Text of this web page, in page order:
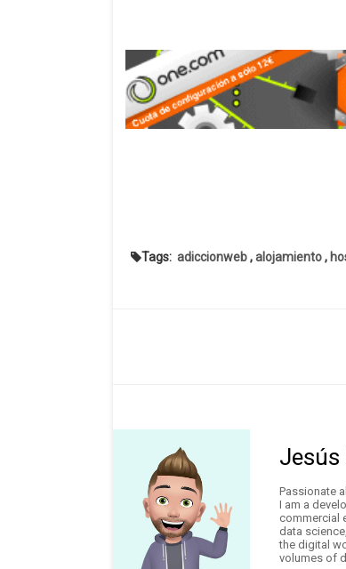
Tags: adiccionweb,alojamiento,
Jesús
Passionate
I am a
commercial
data
the digital
volumes of